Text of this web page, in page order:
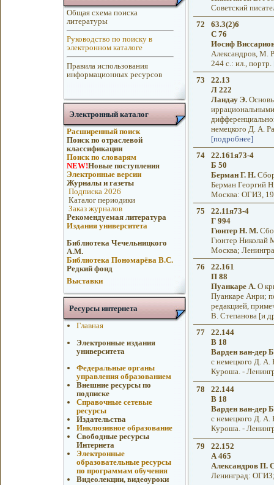
Общая схема поиска
литературы
Руководство по поиску в
электронном каталоге
Правила использования
информационных ресурсов
Электронный каталог
Расширенный поиск
Поиск по отраслевой
классификации
Поиск по словарям
NEW!Новые поступления
Электронные версии
Журналы и газеты
Подписка 2026
Каталог периодики
Заказ журналов
Рекомендуемая литература
Издания университета
Библиотека Чечельницкого
А.М.
Библиотека Пономарёва В.С.
Редкий фонд
Выставки
Ресурсы интернета
Главная
Электронные издания
университета
Федеральные органы
управления образованием
Внешние ресурсы по
подписке
Справочные сетевые
ресурсы
Издательства
Инклюзивное образование
Свободные ресурсы
Интернета
Электронные
образовательные ресурсы
по программам обучения
Видеолекции, видеоуроки
Советский
72
63.3(2)6
С 76
Иосиф
Александров, М.
244 с.: ил., портр.
73
22.13
Л 222
Ландау Э.Основы
немецкого Д. А.
[подробнее]
74
22.161я73-4
Б 50
Берман Г. Н.
Берман Георгий
Москва: ОГИЗ,
75
22.11я73-4
Г 994
Гюнтер Н. М.
Гюнтер Николай
Москва;
76
22.161
П 88
Пуанкаре А.О
Пуанкаре Анри;
редакцией,
В. Степанова [и
77
22.144
В 18
Варден ван-дер
с немецкого Д. А.
Куроша. -
78
22.144
В 18
Варден ван-дер
с немецкого Д. А.
Куроша. -
79
22.152
А 465
Александров П.
Ленинград: